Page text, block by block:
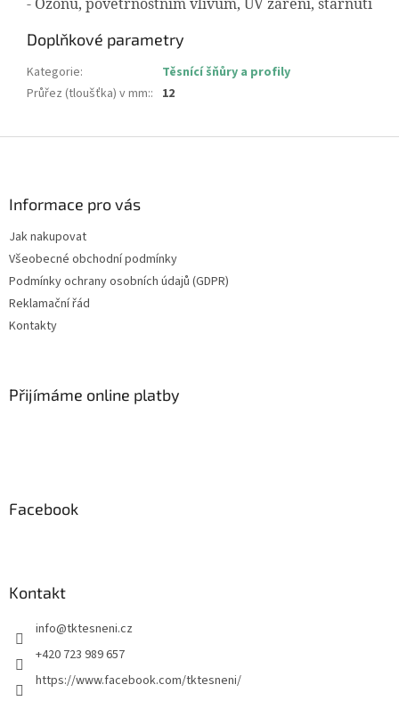
Doplňkové parametry
Kategorie:
Těsnící šňůry a profily
Průřez (tloušťka) v mm:: 12
Informace pro vás
Jak nakupovat
Všeobecné obchodní podmínky
Podmínky ochrany osobních údajů (GDPR)
Reklamační řád
Kontakty
Přijímáme online platby
Facebook
Kontakt
info@tktesneni.cz
+420 723 989 657
https://www.facebook.com/tktesneni/